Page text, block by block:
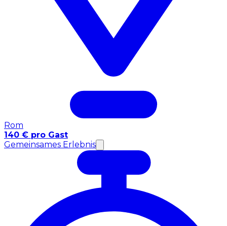
Rom
140 € pro Gast
Gemeinsames Erlebnis